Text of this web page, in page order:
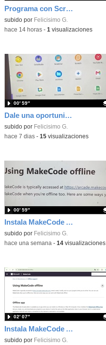
Programa con Scratch juegos con los partidos del mundial 2026 ganados por España
Contenido educativo.
subido por Felicisimo G.
-hace 14 horas- 1 visualizaciones
Dale una oportunidad a los Chromebooks y utiliza un proyector para realizar talleres si no tienes pantallas táctiles
Contenido educativo.
subido por Felicisimo G.
00′ 59″
-hace 7 dias- 15visualizaciones
Instala MakeCode Arcade para trabajar offline en tu tablet, ordenador, Chromebook
Contenido educativo.
subido por Felicisimo G.
00′ 59″
-hace una semana - 14visualizaciones
Instala MakeCode Arcade offline para programar grandes juegos sin necesidad de Internet
Contenido educativo.
subido por Felicisimo G.
02′ 07″